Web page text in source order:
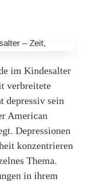
im Kindesalter
verbreitete
depressiv sein
American
Depressionen
konzentrieren
Thema.
in ihrem